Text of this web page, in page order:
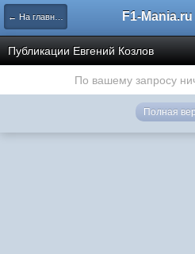
← На главную
Публикации Евгений Козлов
По вашему запросу
Полная